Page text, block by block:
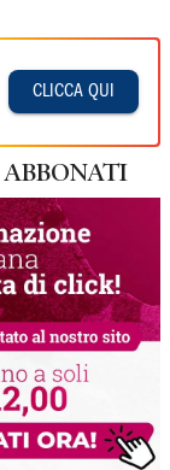
CLICCA QUI
ABBONATI